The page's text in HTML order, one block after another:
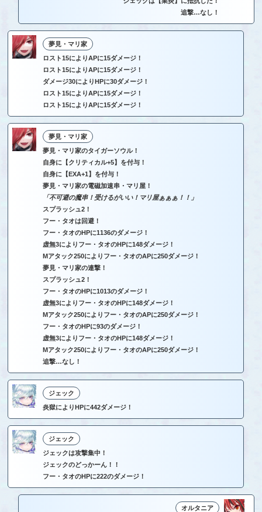
追撃…なし！
夢見・マリ家
ロスト15によりAPに15ダメージ！
ロスト15によりAPに15ダメージ！
ダメージ30によりHPに30ダメージ！
ロスト15によりAPに15ダメージ！
ロスト15によりAPに15ダメージ！
夢見・マリ家
夢見・マリ家のタイガーソウル！
自身に【クリティカル+5】を付与！
自身に【EXA+1】を付与！
夢見・マリ家の電磁加速串・マリ屋！
「不可避の魔串！受けるがいい！マリ屋ぁぁぁ！！」
スプラッシュ2！
フー・タオは回避！
フー・タオのHPに1136のダメージ！
虚無3によりフー・タオのHPに148ダメージ！
Mアタック250によりフー・タオのAPに250ダメージ！
夢見・マリ家の連撃！
スプラッシュ2！
フー・タオのHPに1013のダメージ！
虚無3によりフー・タオのHPに148ダメージ！
Mアタック250によりフー・タオのAPに250ダメージ！
フー・タオのHPに93のダメージ！
虚無3によりフー・タオのHPに148ダメージ！
Mアタック250によりフー・タオのAPに250ダメージ！
追撃…なし！
ジェック
炎獄によりHPに442ダメージ！
ジェック
ジェックは攻撃集中！
ジェックのどっかーん！！
フー・タオのHPに222のダメージ！
オルタニア